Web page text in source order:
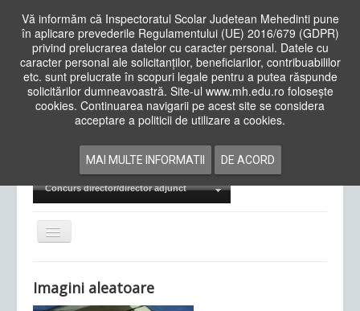
Vă informăm că Inspectoratul Scolar Judetean Mehedinti pune
în aplicare prevederile Regulamentului (UE) 2016/679 (GDPR)
privind prelucrarea datelor cu caracter personal. Datele cu
caracter personal ale solicitanților, beneficiarilor, contribuabililor
etc. sunt prelucrate în scopuri legale pentru a putea răspunde
solicitărilor dumneavoastră. Site-ul www.mh.edu.ro folosește
cookies. Continuarea navigarii pe acest site se considera
acceptare a politicii de utilizare a cookies.
MAI MULTE INFORMATII DE ACORD
Cauta
in
siteAcasa Cadre Didactice
Examene Naționale
Concurs director/director adjunct
Comută
navigarea
Imagini aleatoare